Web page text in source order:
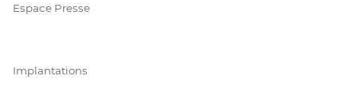
Espace Presse
Implantations